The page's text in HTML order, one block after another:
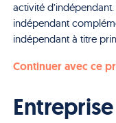
activité
indépendant
indépendant à titre
Continuer avec ce
Entreprise